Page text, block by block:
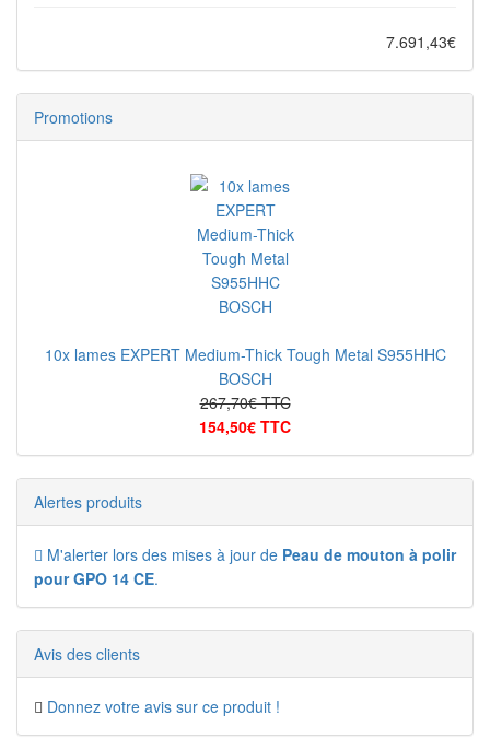
7.691,43€
Promotions
10x lames EXPERT Medium-Thick Tough Metal S955HHC
BOSCH
267,70€ TTC
154,50€ TTC
Alertes produits
M'alerter lors des mises à jour de Peau de mouton à polir
pour GPO 14 CE.
Avis des clients
Donnez votre avis sur ce produit !